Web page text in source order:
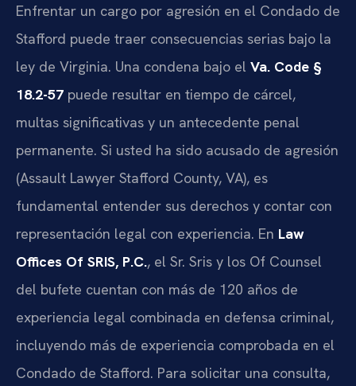
Enfrentar un cargo por agresión en el Condado de
Stafford puede traer consecuencias serias bajo la
ley de Virginia. Una condena bajo el Va. Code §
18.2-57 puede resultar en tiempo de cárcel,
multas significativas y un antecedente penal
permanente. Si usted ha sido acusado de agresión
(Assault Lawyer Stafford County, VA), es
fundamental entender sus derechos y contar con
representación legal con experiencia. En Law
Offices Of SRIS, P.C., el Sr. Sris y los Of Counsel
del bufete cuentan con más de 120 años de
experiencia legal combinada en defensa criminal,
incluyendo más de experiencia comprobada en el
Condado de Stafford. Para solicitar una consulta,